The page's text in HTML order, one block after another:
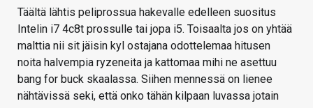
Täältä lähtis peliprossua hakevalle edelleen suositus
Intelin i7 4c8t prossulle tai jopa i5. Toisaalta jos on yhtää
malttia nii sit jäisin kyl ostajana odottelemaa hitusen
noita halvempia ryzeneita ja kattomaa mihi ne asettuu
bang for buck skaalassa. Siihen mennessä on lienee
nähtävissä seki, että onko tähän kilpaan luvassa jotain